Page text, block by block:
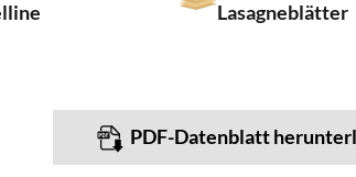
Lasagneblätter
PDF-Datenblatt